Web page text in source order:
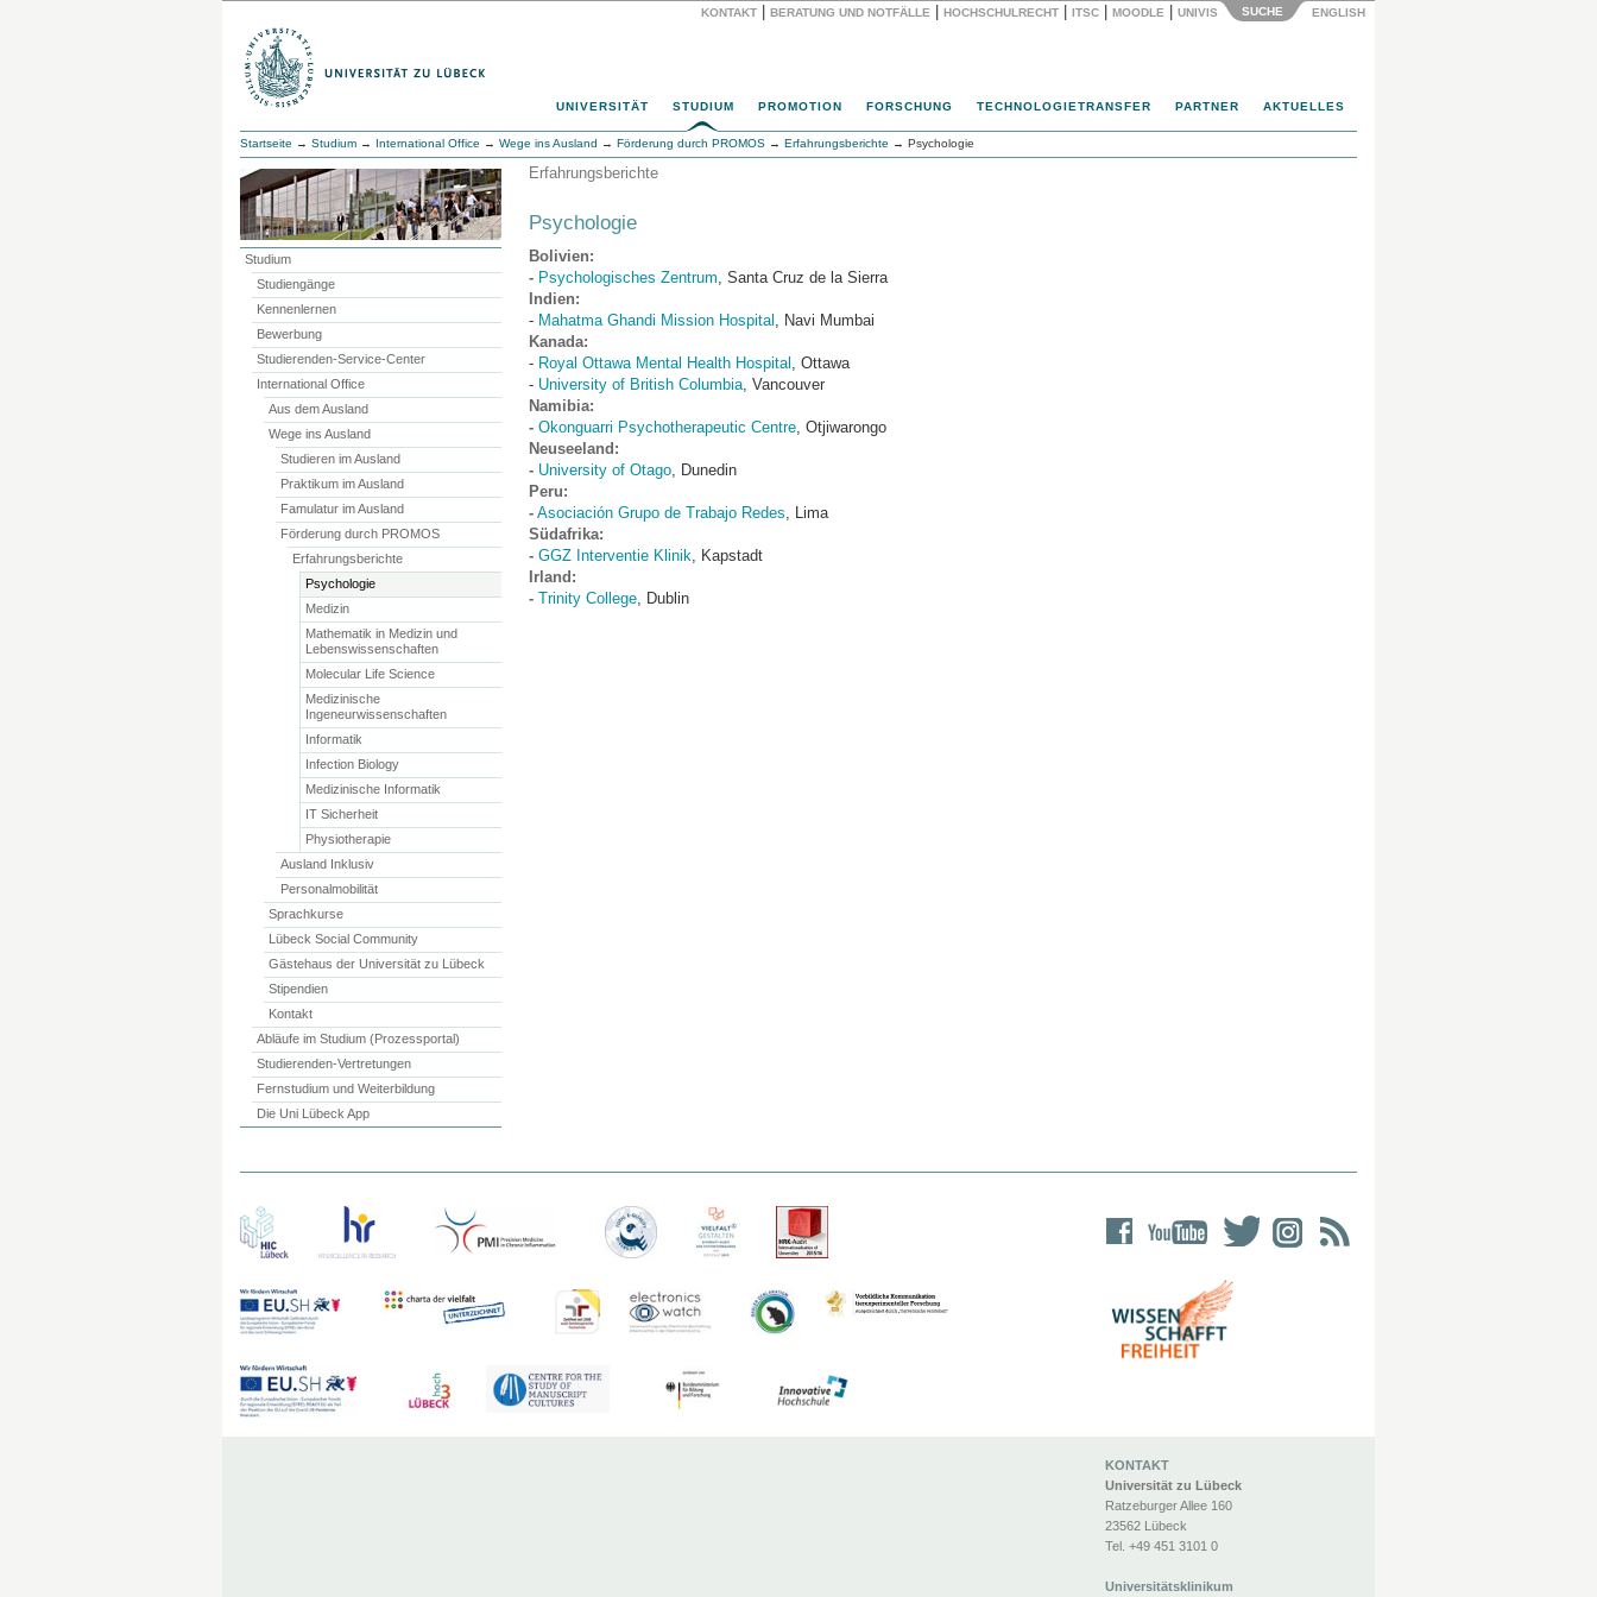
KONTAKT BERATUNG UND NOTFÄLLE HOCHSCHULRECHT ITSC MOODLE UNIVIS SUCHE ENGLISH
UNIVERSITÄT STUDIUM PROMOTION FORSCHUNG TECHNOLOGIETRANSFER PARTNER AKTUELLES
Startseite → Studium → International Office → Wege ins Ausland → Förderung durch PROMOS → Erfahrungsberichte → Psychologie
Studium
Studiengänge
Kennenlernen
Bewerbung
Studierenden-Service-Center
International Office
Aus dem Ausland
Wege ins Ausland
Studieren im Ausland
Praktikum im Ausland
Famulatur im Ausland
Förderung durch PROMOS
Erfahrungsberichte
Psychologie
Medizin
Mathematik in Medizin und
Lebenswissenschaften
Molecular Life Science
Medizinische
Ingeneurwissenschaften
Informatik
Infection Biology
Medizinische Informatik
IT Sicherheit
Physiotherapie
Ausland Inklusiv
Personalmobilität
Sprachkurse
Lübeck Social Community
Gästehaus der Universität zu Lübeck
Stipendien
Kontakt
Abläufe im Studium (Prozessportal)
Studierenden-Vertretungen
Fernstudium und Weiterbildung
Die Uni Lübeck App
Erfahrungsberichte
Psychologie
Bolivien:
- Psychologisches Zentrum, Santa Cruz de la Sierra
Indien:
- Mahatma Ghandi Mission Hospital , Navi Mumbai
Kanada:
- Royal Ottawa Mental Health Hospital , Ottawa
- University of British Columbia, Vancouver
Namibia:
- Okonguarri Psychotherapeutic Centre, Otjiwarongo
Neuseeland:
- University of Otago, Dunedin
Peru:
-Asociación Grupo de Trabajo Redes, Lima
Südafrika:
- GGZ Interventie Klinik, Kapstadt
Irland:
- Trinity College, Dublin
KONTAKT
Universität zu Lübeck
Ratzeburger Allee 160
23562 Lübeck
Tel. +49 451 3101 0
Universitätsklinikum